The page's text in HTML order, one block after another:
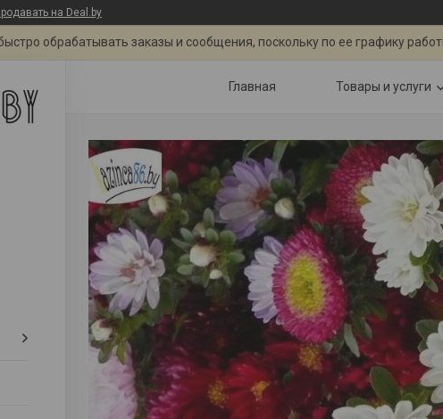
на Deal.by
обрабатывать заказы и сообщения, поскольку по ее графику
Главная Товары и услуги